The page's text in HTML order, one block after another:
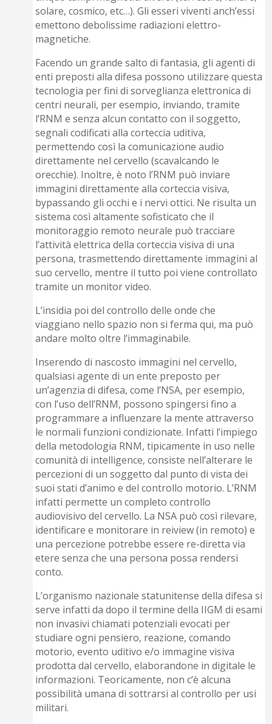
solare, cosmico, etc…). Gli esseri viventi anch’essi
emettono debolissime radiazioni elettro-
magnetiche.
Facendo un grande salto di fantasia, gli agenti di
enti preposti alla difesa possono utilizzare questa
tecnologia per fini di sorveglianza elettronica di
centri neurali, per esempio, inviando, tramite
l’RNM e senza alcun contatto con il soggetto,
segnali codificati alla corteccia uditiva,
permettendo così la comunicazione audio
direttamente nel cervello (scavalcando le
orecchie). Inoltre, è noto l’RNM può inviare
immagini direttamente alla corteccia vi­siva,
bypassando gli occhi e i nervi ottici. Ne risulta un
sistema così altamente sofisticato che il
monitoraggio remoto neurale può tracciare
l’attività elettrica della corteccia visiva di una
persona, trasmettendo direttamente immagini al
suo cervello, mentre il tutto poi viene controllato
tramite un monitor video.
L’insidia poi del controllo delle onde che
viaggiano nello spazio non si ferma qui, ma può
andare molto oltre l’immaginabile.
Inserendo di nascosto immagini nel cervello,
qualsiasi agente di un ente preposto per
un’agenzia di difesa, come l’NSA, per esempio,
con l’uso dell’RNM, possono spingersi fino a
programmare a influenzare la mente attraverso
le normali funzioni condizionate. Infatti l’impiego
della metodologia RNM, tipicamente in uso nelle
comunità di intelligence, consiste nell’alterare le
percezioni di un soggetto dal punto di vista dei
suoi stati d’animo e del controllo motorio. L’RNM
infatti permette un completo controllo
audiovisivo del cervello. La NSA può così rilevare,
identificare e monitorare in reiview (in re­moto) e
una percezione potrebbe essere re-diretta via
etere senza che una persona possa rendersi
conto.
L’organismo nazionale statuniten­se della difesa si
serve infatti da dopo il termine della IIGM di esami
non invasivi chiamati potenziali evocati per
studiare ogni pensiero, reazione, comando
motorio, evento uditivo e/o immagine visiva
prodotta dal cervello, elaborandone in digitale le
informazioni. Teoricamente, non c’è alcuna
possibilità umana di sottrarsi al con­trollo per usi
militari.